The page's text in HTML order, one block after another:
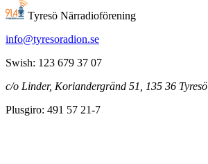
Tyresö Närradioförening
info@tyresoradion.se
Swish: 123 679 37 07
c/o Linder, Koriandergränd 51, 135 36 Tyresö
Plusgiro: 491 57 21-7